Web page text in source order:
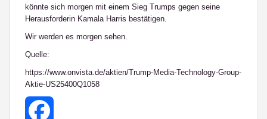
könnte sich morgen mit einem Sieg Trumps gegen seine
Herausforderin Kamala Harris bestätigen.
Wir werden es morgen sehen.
Quelle:
https://www.onvista.de/aktien/Trump-Media-Technology-Group-
Aktie-US25400Q1058